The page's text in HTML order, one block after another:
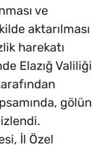
ve
aktarılması
harekatı
Elazığ Valiliği
gölün
İl Özel